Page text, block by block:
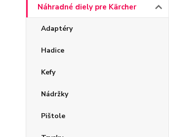
Náhradné diely pre Kärcher
Adaptéry
Hadice
Kefy
Nádržky
Pištole